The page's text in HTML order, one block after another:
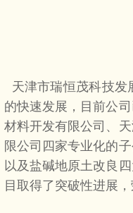
天津市瑞恒茂科技发
的快速发展，目前公
材料开发有限公司、
限公司四家专业化的
以及盐碱地原土改良
目取得了突破性进展